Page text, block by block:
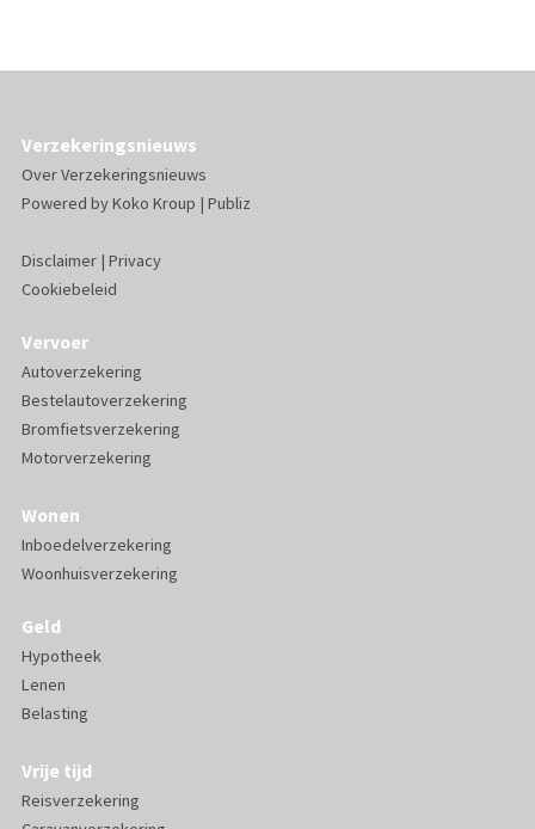
Verzekeringsnieuws
Over Verzekeringsnieuws
Powered byKoko Kroup | Publiz
Disclaimer| Privacy
Cookiebeleid
Vervoer
Autoverzekering
Bestelautoverzekering
Bromfietsverzekering
Motorverzekering
Wonen
Inboedelverzekering
Woonhuisverzekering
Geld
Hypotheek
Lenen
Belasting
Vrije tijd
Reisverzekering